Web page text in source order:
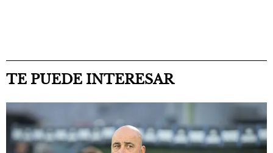
TE PUEDE INTERESAR